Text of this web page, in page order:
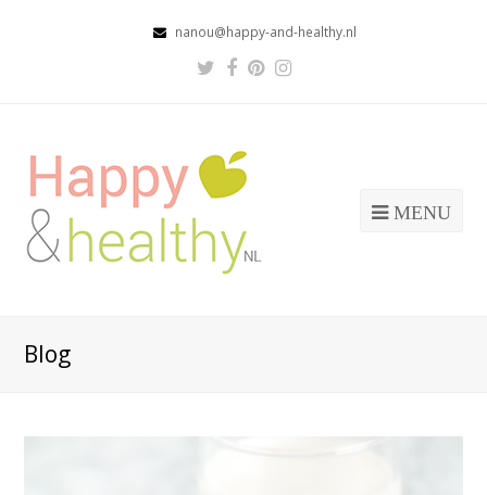
nanou@happy-and-healthy.nl
Twitter
Facebook
Pinterest
Instagram
MENU
Blog